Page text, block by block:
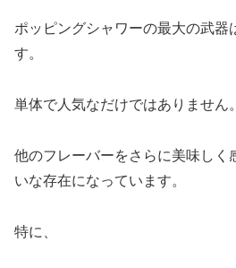
ポッピングシャワーの最大の武器
す。
単体で人気なだけではありません。
他のフレーバーをさらに美味しく
いな存在になっています。
特に、